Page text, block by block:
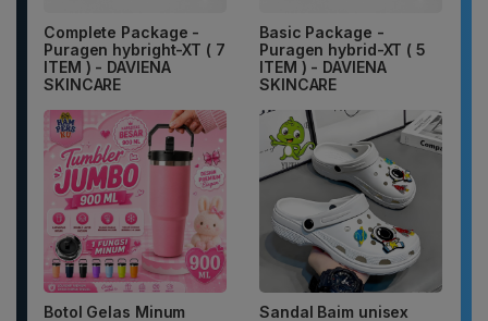
Complete Package -
Puragen hybright-XT ( 7
ITEM ) - DAVIENA
SKINCARE
Basic Package -
Puragen hybrid-XT ( 5
ITEM ) - DAVIENA
SKINCARE
Botol Gelas Minum
Sandal Baim unisex